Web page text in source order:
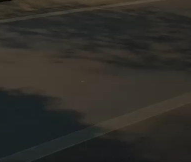
Services
Sertifikasi Profesi BNSP
Sertifikasi Microsoft Office Specialist